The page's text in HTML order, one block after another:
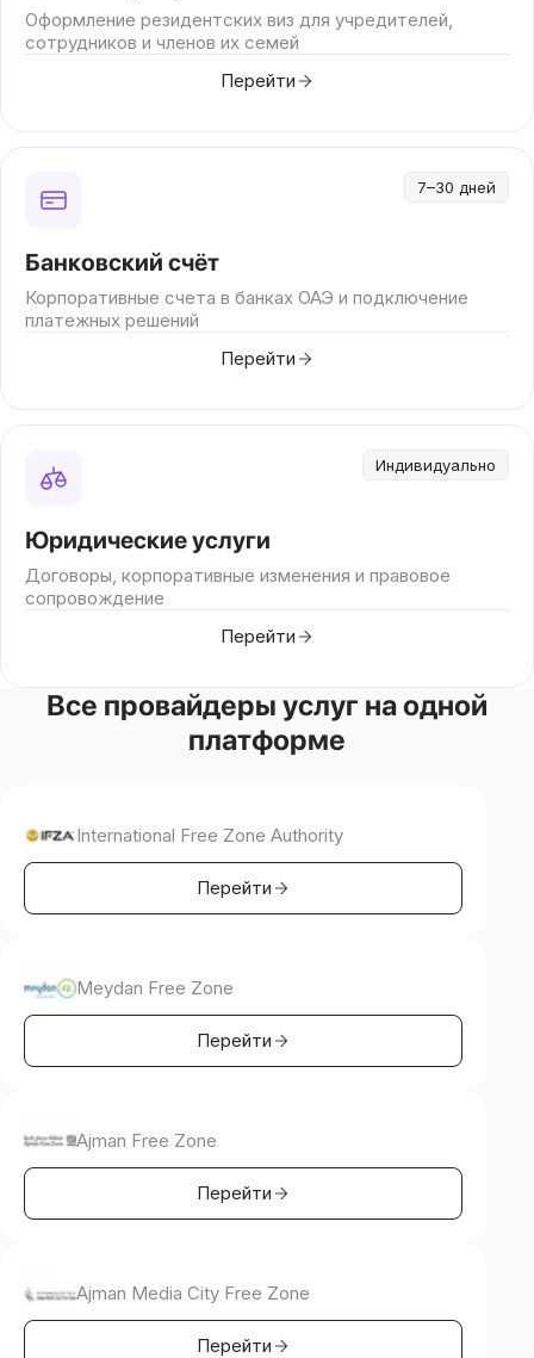
Оформление резидентских виз для учредителей,
сотрудников и членов их семей
Перейти
7–30 дней
Банковский счёт
Корпоративные счета в банках ОАЭ и подключение
платежных решений
Перейти
Индивидуально
Юридические услуги
Договоры, корпоративные изменения и правовое
сопровождение
Перейти
Все провайдеры услуг на одной
платформе
International Free Zone Authority
Перейти
Meydan Free Zone
Перейти
Ajman Free Zone
Перейти
Ajman Media City Free Zone
Перейти